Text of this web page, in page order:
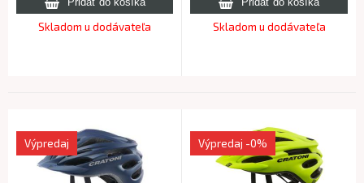
Skladom u dodávateľa Skladom u dodávateľa
Výpredaj Výpredaj -0%